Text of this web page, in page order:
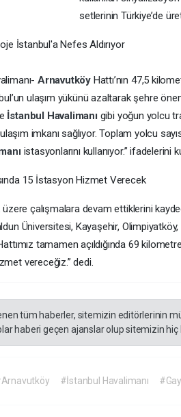
setlerinin Türkiye’de
İstanbul'a Nefes Aldırıyor
Arnavutköy Hattı’nın 47,5
ulaşım yükünü azaltarak şehre
İstanbul Havalimanı gibi yoğun yolcu
imkanı sağlıyor. Toplam yolcu
istasyonlarını kullanıyor.” ifadelerini
15 İstasyon Hizmet Verecek
üzere çalışmalara devam ettiklerini
Üniversitesi, Kayaşehir, Olimpiyatköy,
tamamen açıldığında 69
vereceğiz.” dedi.
tüm haberler, sitemizin editörlerinin
haberi geçen ajanslar olup sitemizin hiç
#İstanbul Havalimanı